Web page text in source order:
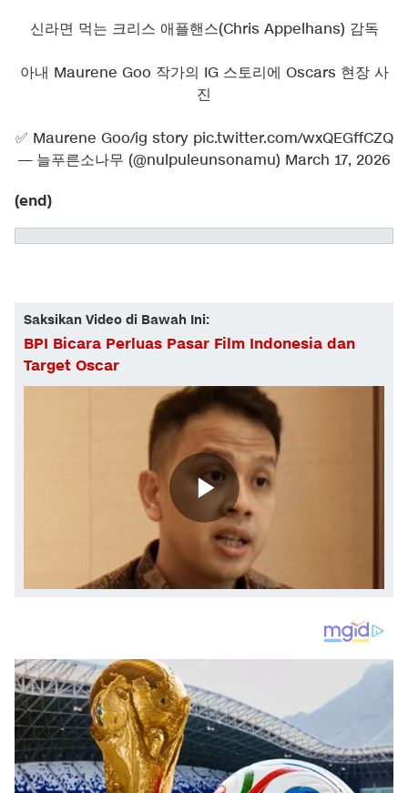
신라면 먹는 크리스 애플핸스(Chris Appelhans) 감독
아내 Maurene Goo 작가의 IG 스토리에 Oscars 현장 사
진
✅️ Maurene Goo/ig story pic.twitter.com/wxQEGffCZQ
— 늘푸른소나무 (@nulpuleunsonamu) March 17, 2026
(end)
Saksikan Video di Bawah Ini:
BPI Bicara Perluas Pasar Film Indonesia dan
Target Oscar